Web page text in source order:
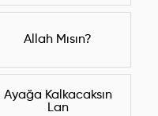
Allah Mısın?
Ayağa Kalkacaksın
Lan